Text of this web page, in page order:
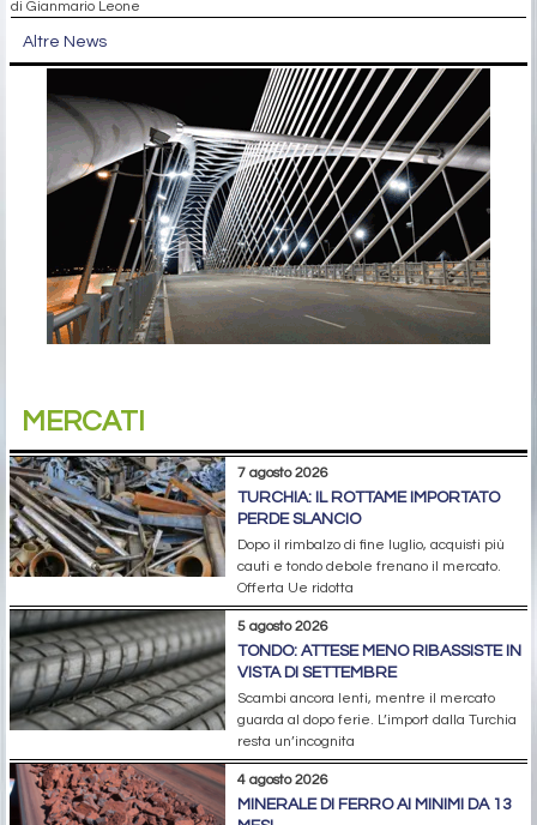
di Gianmario Leone
Altre News
MERCATI
7 agosto 2026
TURCHIA: IL ROTTAME IMPORTATO
PERDE SLANCIO
Dopo il rimbalzo di fine luglio, acquisti più
cauti e tondo debole frenano il mercato.
Offerta Ue ridotta
5 agosto 2026
TONDO: ATTESE MENO RIBASSISTE IN
VISTA DI SETTEMBRE
Scambi ancora lenti, mentre il mercato
guarda al dopo ferie. L’import dalla Turchia
resta un’incognita
4 agosto 2026
MINERALE DI FERRO AI MINIMI DA 13